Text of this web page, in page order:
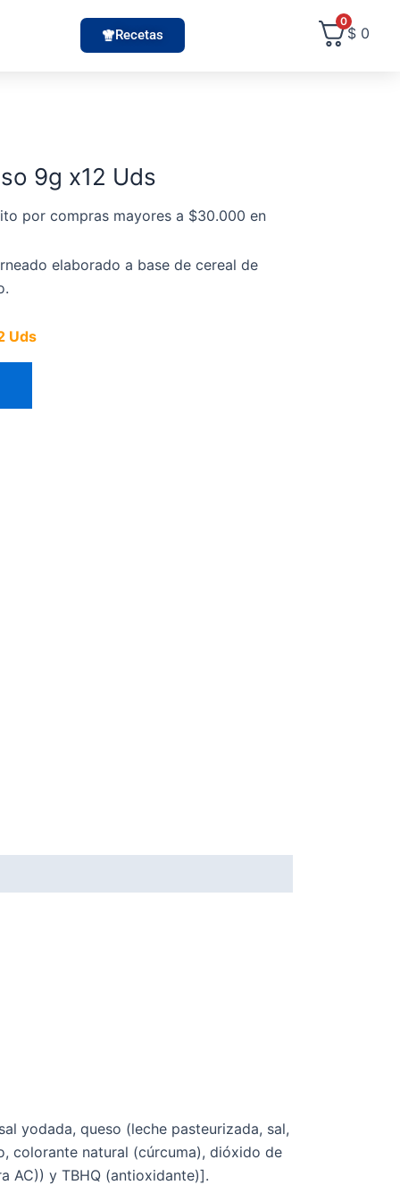
Recetas
0
$0
9g x12 Uds
por compras mayores a $30.000 en
elaborado a base de cereal de
Uds
yodada, queso (leche pasteurizada, sal,
colorante natural (cúrcuma), dióxido de
AC)) y TBHQ (antioxidante)].